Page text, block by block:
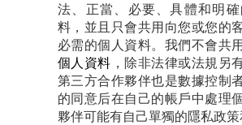
法、正當、必要、具體和明
料，並且只會共用向您或您的
必需的個人資料。我們不會共
個人資料 ，除非法律或法規另
第三方合作夥伴也是數據控制
的同意后在自己的帳戶中處理
夥伴可能有自己單獨的隱私政策